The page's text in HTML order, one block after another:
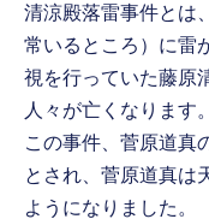
清涼殿落雷事件とは
常いるところ）に雷
視を行っていた藤原
人々が亡くなります。
この事件、菅原道真
とされ、菅原道真は
ようになりました。